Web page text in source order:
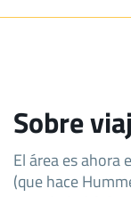
Sobre
El área es ahora
(que hace